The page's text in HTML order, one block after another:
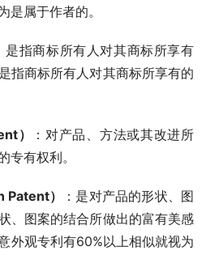
是属于作者的。
是指商标所有人对其商标所享有
指商标所有人对其商标所享有的
）
：对产品、方法或其改进所
专有权利。
Patent）
：是对产品的形状、图
、图案的结合所做出的富有美感
外观专利有60%以上相似就视为